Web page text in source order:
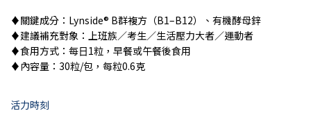
♦︎關鍵成分：Lynside® B群複⽅（B1–B12）、有機酵母鋅
♦︎建議補充對象：上班族／考⽣／⽣活壓⼒⼤者／運動者
♦︎食⽤⽅式：每⽇1粒，早餐或午餐後食⽤
♦︎內容量：30粒/包，每粒0.6克
活⼒時刻